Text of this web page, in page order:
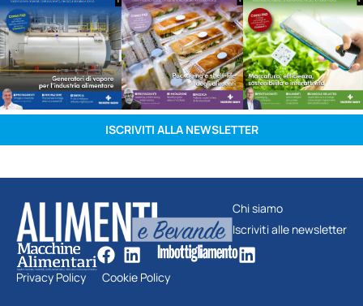
ISCRIVITI ALLA NEWSLETTER
Chi siamo
Iscriviti alle newsletter
Privacy Policy Cookie Policy